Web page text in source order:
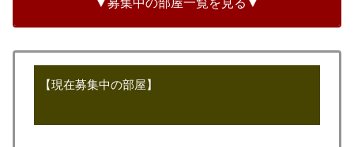
▼募集中の部屋一覧を見る▼
【現在募集中の部屋】